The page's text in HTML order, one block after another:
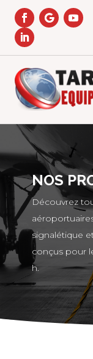
NOS
Découvrez
signalétique
conçus pour
h.